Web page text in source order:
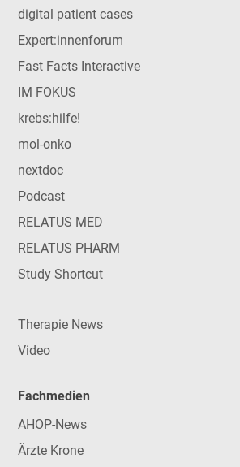
digital patient cases
Expert:innenforum
Fast Facts Interactive
IM FOKUS
krebs:hilfe!
mol-onko
nextdoc
Podcast
RELATUS MED
RELATUS PHARM
Study Shortcut
Therapie News
Video
Fachmedien
AHOP-News
Ärzte Krone